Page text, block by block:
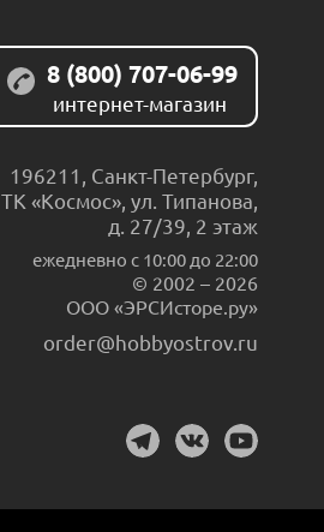
8 (800) 707-06-99
интернет-магазин
196211 Санкт-Петербург,
ТК «Космос», ул. Типанова,
д. 27/39, 2 этаж
ежедневно c 10:00 до 22:00
© 2002 – 2026
ООО «ЭРСИсторе.ру»
order@hobbyostrov.ru